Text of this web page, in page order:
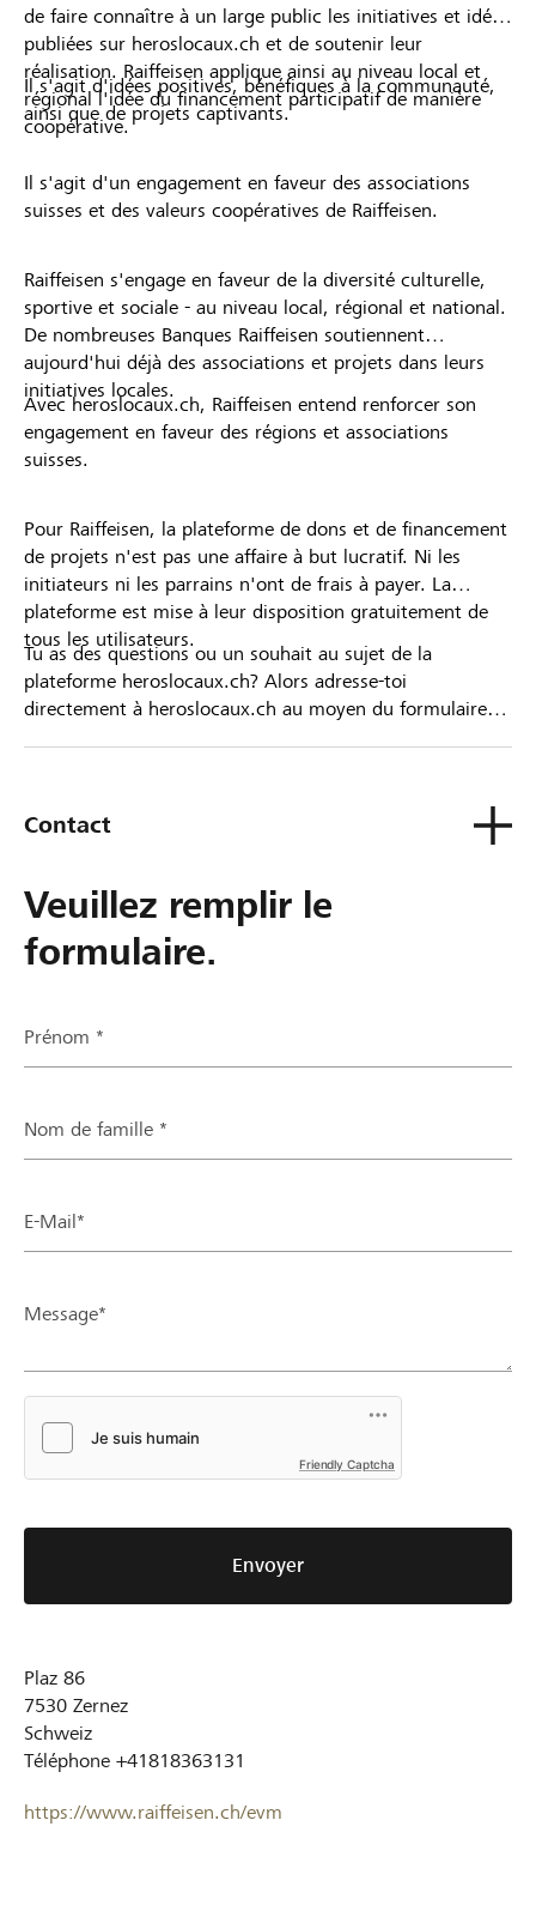
de faire connaître à un large public les initiatives et idées
publiées sur heroslocaux.ch et de soutenir leur
réalisation. Raiffeisen applique ainsi au niveau local et
régional l'idée du financement participatif de manière
coopérative.
Il s'agit d'idées positives, bénéfiques à la communauté,
ainsi que de projets captivants.
Il s'agit d'un engagement en faveur des associations
suisses et des valeurs coopératives de Raiffeisen.
Raiffeisen s'engage en faveur de la diversité culturelle,
sportive et sociale - au niveau local, régional et national.
De nombreuses Banques Raiffeisen soutiennent
aujourd'hui déjà des associations et projets dans leurs
initiatives locales.
Avec heroslocaux.ch, Raiffeisen entend renforcer son
engagement en faveur des régions et associations
suisses.
Pour Raiffeisen, la plateforme de dons et de financement
de projets n'est pas une affaire à but lucratif. Ni les
initiateurs ni les parrains n'ont de frais à payer. La
plateforme est mise à leur disposition gratuitement de
tous les utilisateurs.
Tu as des questions ou un souhait au sujet de la
plateforme heroslocaux.ch? Alors adresse-toi
directement à heroslocaux.ch au moyen du formulaire
Contact
Veuillez remplir le
formulaire.
Prénom *
Nom de famille *
E-Mail*
Message*
Friendly Captcha
Envoyer
Plaz 86
7530 Zernez
Schweiz
Téléphone +41818363131
https://www.raiffeisen.ch/evm